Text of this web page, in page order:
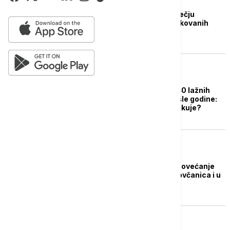
NBS: U prvom tromesečju
otkriveno 2.361 falsifikovanih
U Srbiji otkriveno 3.840 lažnih
novčanica tokom prošle godine:
Šta se najčešće falsifikuje?
Sve više lažnih evra: Povećanje
broja falsifikovanih novčanica i u